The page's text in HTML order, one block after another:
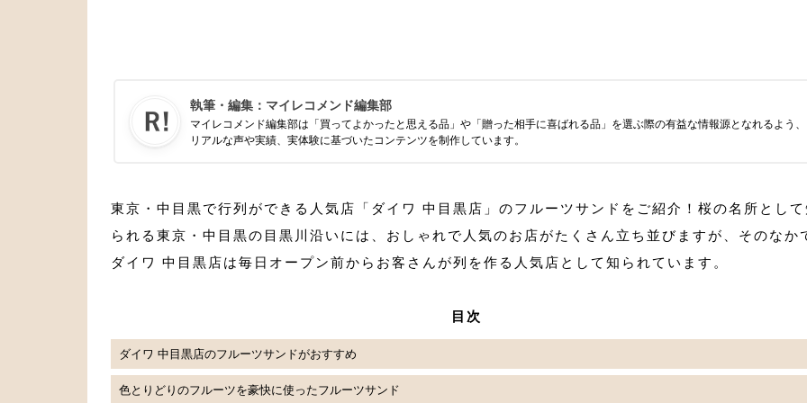
執筆・編集： マイレコメンド編集部
マイレコメンド編集部は「買ってよかったと思える品」や「贈った相手に喜ばれる品」を選ぶ際の有益な情報源となれるよう、
リアルな声や実績、実体験に基づいたコンテンツを制作しています。
東京・中目黒で行列ができる人気店「ダイワ 中目黒店」のフルーツサンドをご紹介！桜の名所とし
られる東京・中目黒の目黒川沿いには、おしゃれで人気のお店がたくさん立ち並びますが、そのなか
ダイワ 中目黒店は毎日オープン前からお客さんが列を作る人気店として知られています。
目次
ダイワ 中目黒店のフルーツサンドがおすすめ
色とりどりのフルーツを豪快に使ったフルーツサンド